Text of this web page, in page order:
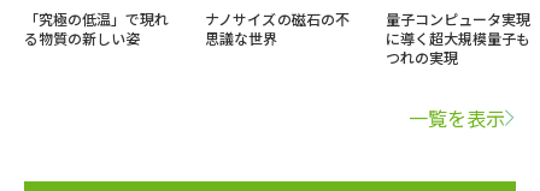
「究極の低温」で現れ
る物質の新しい姿
ナノサイズの磁石の不
思議な世界
量子コンピュータ実現
に導く超大規模量子も
つれの実現
一覧を表示